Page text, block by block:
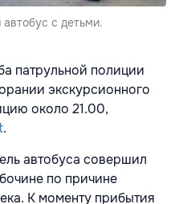
с детьми.
патрульной полиции
экскурсионного
около 21.00,
.
автобуса совершил
по причине
К моменту прибытия